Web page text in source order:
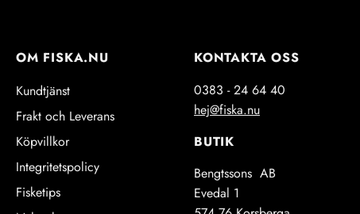
OM FISKA.NU
Kundtjänst
Frakt och Leverans
Köpvillkor
Integritetspolicy
Fisketips
KONTAKTA OSS
0383 - 24 64 40
hej@fiska.nu
BUTIK
Bengtssons AB
Evedal 1